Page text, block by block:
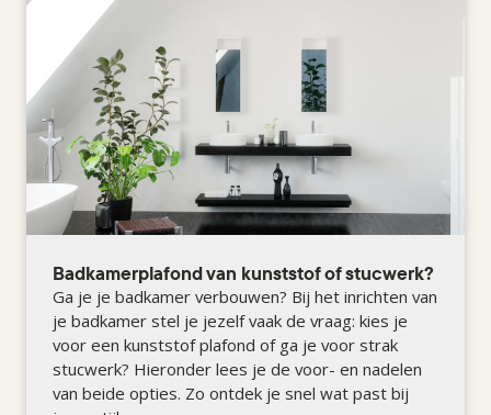
Badkamerplafond van kunststof of stucwerk?
Ga je je badkamer verbouwen? Bij het inrichten van
je badkamer stel je jezelf vaak de vraag: kies je
voor een kunststof plafond of ga je voor strak
stucwerk? Hieronder lees je de voor- en nadelen
van beide opties. Zo ontdek je snel wat past bij